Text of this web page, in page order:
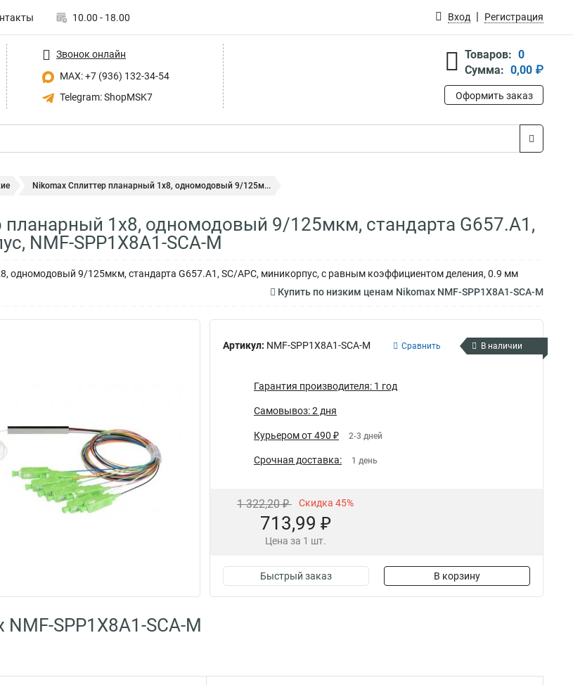
10.00 - 18.00 Вход Регистрация
Звонок онлайн
MAX: +7 (936) 132-34-54
Telegram: ShopMSK7
Товаров: 0
Сумма: 0,00 ₽
Оформить заказ
Nikomax Сплиттер планарный 1x8, одномодовый 9/125м...
планарный 1x8, одномодовый 9/125мкм, стандарта G657.A1,
NMF-SPP1X8A1-SCA-M
одномодовый 9/125мкм, стандарта G657.A1, SC/APC, миникорпус, с равным коэффициентом деления, 0.9 мм
Купить по низким ценам Nikomax NMF-SPP1X8A1-SCA-M
Артикул: NMF-SPP1X8A1-SCA-M Сравнить В наличии
Гарантия производителя: 1 год
Самовывоз: 2 дня
Курьером от 490 ₽ 2-3 дней
Срочная доставка: 1 день
1 322,20 ₽ Скидка 45%
713,99 ₽
Цена за 1 шт.
Быстрый заказ В корзину
SPP1X8A1-SCA-M